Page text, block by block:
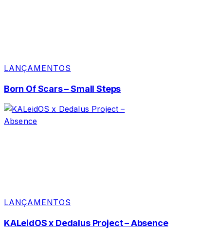
LANÇAMENTOS
Born Of Scars – Small Steps
LANÇAMENTOS
KALeidOS x Dedalus Project – Absence